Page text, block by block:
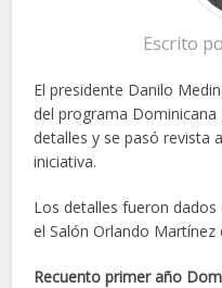
Escrito
El presidente Danilo
del programa
detalles y se pasó revista
iniciativa.
Los detalles fueron dados
el Salón Orlando Martínez
Recuento primer año